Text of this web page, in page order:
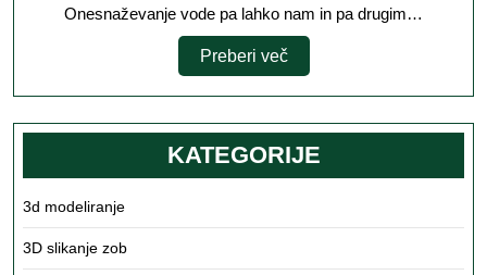
Onesnaževanje vode pa lahko nam in pa drugim…
Preberi večPreberi
več
KATEGORIJE
3d modeliranje
3D slikanje zob